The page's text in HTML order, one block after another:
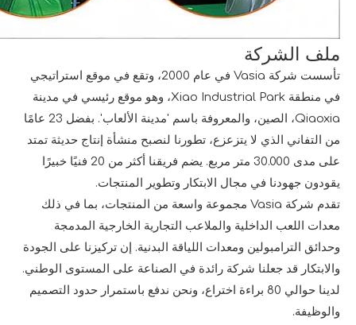
ملف الشركة
تأسست شركة Vasia في عام 2000، وتقع في موقع استراتيجي
في منطقة Xiao Industrial Park، وهو موقع رئيسي في مدينة
Qiaoxia، الصين، والمعروفة باسم 'مدينة الألعاب'. بفضل 23 عامًا
من التفاني الذي لا يتزعزع، تطورنا لنصبح منشأة إنتاج حديثة تمتد
على مدى 30.000 متر مربع. يضم فريقنا أكثر من 20 فنيًا خبيرًا
يقودون جهودنا في مجال الابتكار وتطوير المنتجات.
تقدم شركة Vasia مجموعة واسعة من المنتجات، بما في ذلك
معدات اللعب الداخلية والملاعب التجارية الخارجية المدمجة
وحدائق الترامبولين ومعدات اللياقة البدنية. إن تركيزنا على الجودة
والابتكار قد جعلنا شركة رائدة في الصناعة على المستوى الوطني.
لدينا حوالي 80 براءة اختراع، ونحن ندفع باستمرار حدود التصميم
والوظيفة.